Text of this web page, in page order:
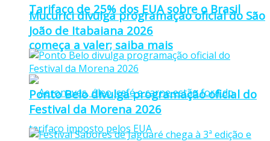
Tarifaço de 25% dos EUA sobre o Brasil
começa a valer; saiba mais
Mucurici divulga programação oficial do São
João de Itabaiana 2026
Ponto Belo divulga programação oficial do
Festival da Morena 2026